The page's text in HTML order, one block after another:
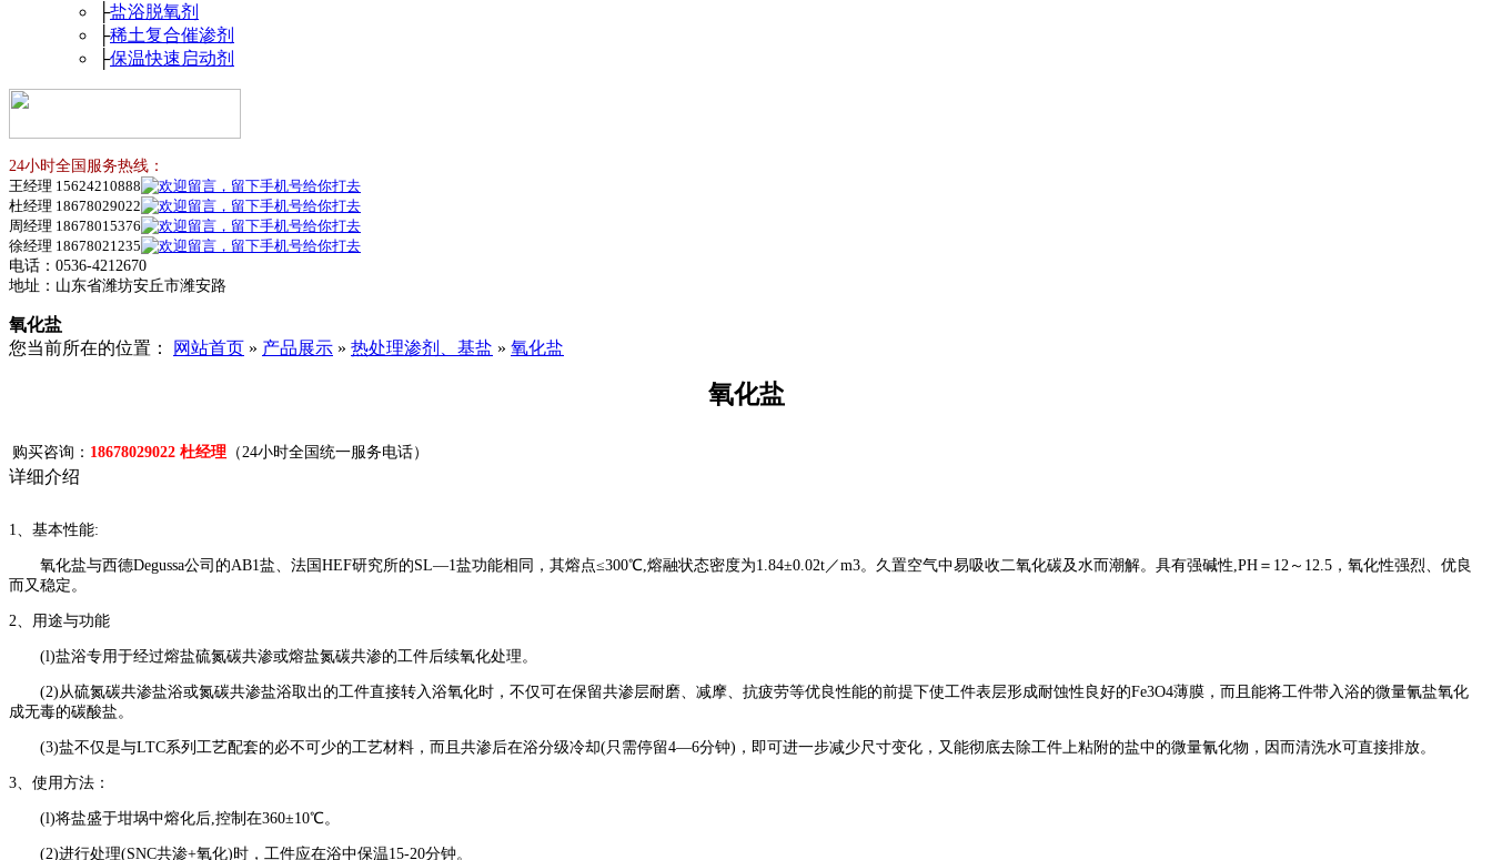
├盐浴脱氧剂
├稀土复合催渗剂
├保温快速启动剂
24小时全国服务热线：
王经理 15624210888
杜经理 18678029022
周经理 18678015376
徐经理 18678021235
电话：0536-4212670
地址：山东省潍坊安丘市潍安路
氧化盐
您当前所在的位置：
网站首页 » 产品展示 » 热处理渗剂、基盐 » 氧化盐
氧化盐
购买咨询： 18678029022 杜经理 （24小时全国统一服务电话）
详细介绍
1、基本性能:
氧化盐与西德Degussa公司的AB1盐、法国HEF研究所的SL—1盐功能相同，其熔点≤300℃,熔融状态密度为1.84±0.02t／m3。久置空气中易吸收二氧化碳及水而潮解。具有强碱性,PH＝12～12.5，氧化性强烈、优良
而又稳定。
2、用途与功能
(l)盐浴专用于经过熔盐硫氮碳共渗或熔盐氮碳共渗的工件后续氧化处理。
(2)从硫氮碳共渗盐浴或氮碳共渗盐浴取出的工件直接转入浴氧化时，不仅可在保留共渗层耐磨、减摩、抗疲劳等优良性能的前提下使工件表层形成耐蚀性良好的Fe3O4薄膜，而且能将工件带入浴的微量氰盐氧化
成无毒的碳酸盐。
(3)盐不仅是与LTC系列工艺配套的必不可少的工艺材料，而且共渗后在浴分级冷却(只需停留4—6分钟)，即可进一步减少尺寸变化，又能彻底去除工件上粘附的盐中的微量氰化物，因而清洗水可直接排放。
3、使用方法：
(l)将盐盛于坩埚中熔化后,控制在360±10℃。
(2)进行处理(SNC共渗+氧化)时，工件应在浴中保温15-20分钟。